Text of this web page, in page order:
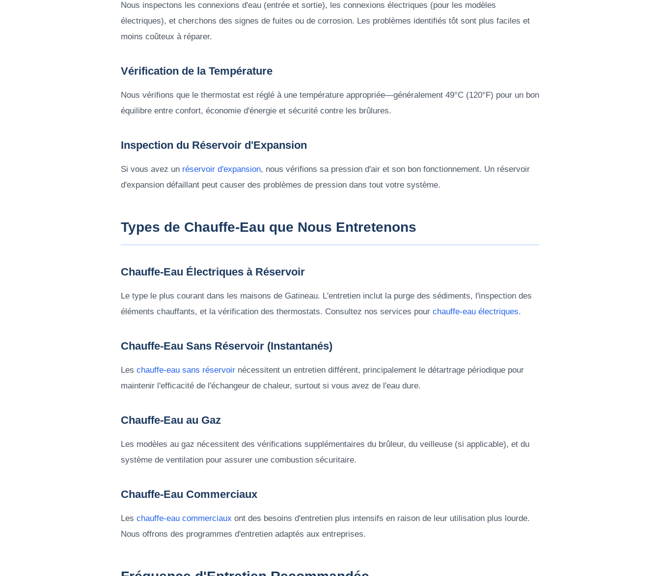
Nous inspectons les connexions d'eau (entrée et sortie), les connexions électriques (pour les modèles
électriques), et cherchons des signes de fuites ou de corrosion. Les problèmes identifiés tôt sont plus faciles et
moins coûteux à réparer.
Vérification de la Température
Nous vérifions que le thermostat est réglé à une température appropriée—généralement 49°C (120°F) pour un bon
équilibre entre confort, économie d'énergie et sécurité contre les brûlures.
Inspection du Réservoir d'Expansion
Si vous avez un réservoir d'expansion, nous vérifions sa pression d'air et son bon fonctionnement. Un réservoir
d'expansion défaillant peut causer des problèmes de pression dans tout votre système.
Types de Chauffe-Eau que Nous Entretenons
Chauffe-Eau Électriques à Réservoir
Le type le plus courant dans les maisons de Gatineau. L'entretien inclut la purge des sédiments, l'inspection des
éléments chauffants, et la vérification des thermostats. Consultez nos services pour chauffe-eau électriques.
Chauffe-Eau Sans Réservoir (Instantanés)
Les chauffe-eau sans réservoir nécessitent un entretien différent, principalement le détartrage périodique pour
maintenir l'efficacité de l'échangeur de chaleur, surtout si vous avez de l'eau dure.
Chauffe-Eau au Gaz
Les modèles au gaz nécessitent des vérifications supplémentaires du brûleur, du veilleuse (si applicable), et du
système de ventilation pour assurer une combustion sécuritaire.
Chauffe-Eau Commerciaux
Les chauffe-eau commerciaux ont des besoins d'entretien plus intensifs en raison de leur utilisation plus lourde.
Nous offrons des programmes d'entretien adaptés aux entreprises.